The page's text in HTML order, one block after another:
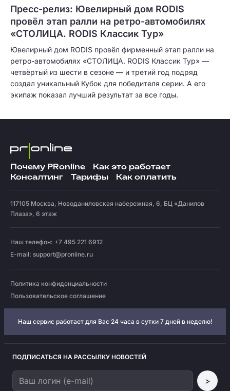
Пресс-релиз: Ювелирный дом RODIS
провёл этап ралли на ретро-автомобилях
«СТОЛИЦА. RODIS Классик Тур»
Ювелирный дом RODIS провёл фирменный этап ралли на
ретро-автомобилях «СТОЛИЦА. RODIS Классик Тур» —
четвёртый из шести в сезоне — и третий год подряд
создал уникальный Кубок для победителя серии. А его
экипаж показал лучший результат за все годы.
Почему PRonline
Как это работает
Консалтинг
Тарифы Как оплатить
117105 Москва, Новоданиловская набережная, 6, БЦ «Данилов
Плаза», 6 этаж
Наш телефон: +7 495 221 6912
E-mail: support@pronline.ru
Политика конфиденциальности
Пользовательское соглашение
Наш сервис работает для Вас 24 часа в сутки 7 дней в неделю!
ПОДПИСАТЬСЯ НА РАССЫЛКУ НОВОСТЕЙ